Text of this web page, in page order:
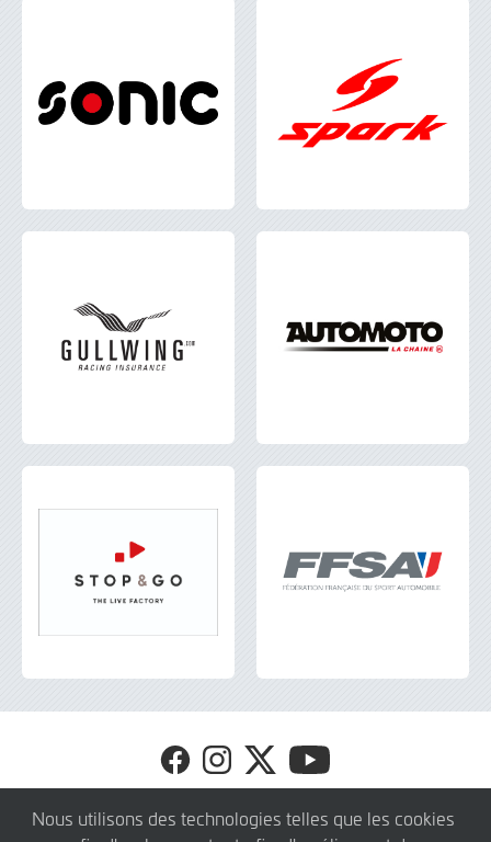
Nous utilisons des technologies telles que les cookies
Visit
FFSA
FR
Visit
FFSA
FR
Visit
FFSA
FR
Visit
FFSA
FR
© 2026 SRO Motorsports Group. Tous droits réservés.